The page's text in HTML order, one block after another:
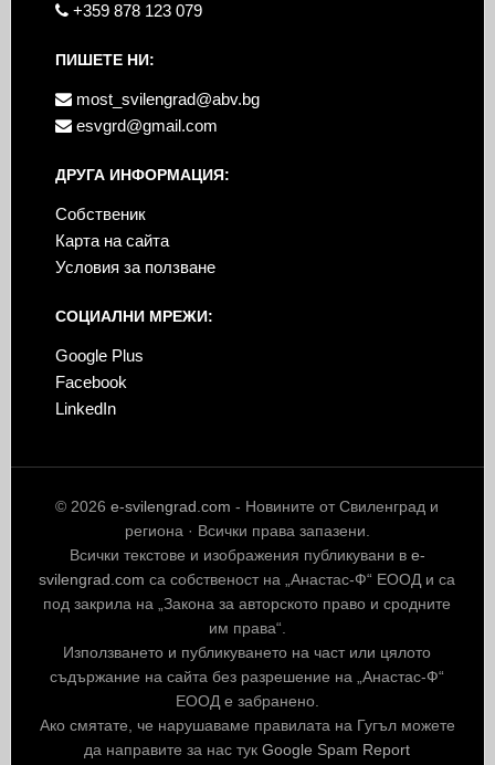
+359 878 123 079
ПИШЕТЕ НИ:
most_svilengrad@abv.bg
esvgrd@gmail.com
ДРУГА ИНФОРМАЦИЯ:
Собственик
Карта на сайта
Условия за ползване
СОЦИАЛНИ МРЕЖИ:
Google Plus
Facebook
LinkedIn
© 2026e-svilengrad.com - Новините от Свиленград и
региона · Всички права запазени.
Всички текстове и изображения публикувани в e-
svilengrad.com са собственост на „Анастас-Ф“ ЕООД и са
под закрила на „Закона за авторското право и сродните
им права“.
Използването и публикуването на част или цялото
съдържание на сайта без разрешение на „Анастас-Ф“
ЕООД е забранено.
Ако смятате, че нарушаваме правилата на Гугъл можете
да направите за нас тукGoogle Spam Report